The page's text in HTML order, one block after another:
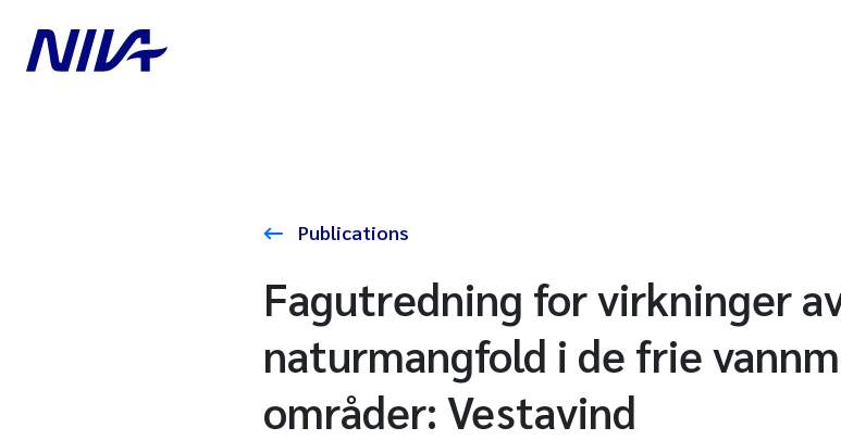
Publications
Fagutredning for virkninger
naturmangfold i de frie
områder: Vestavind